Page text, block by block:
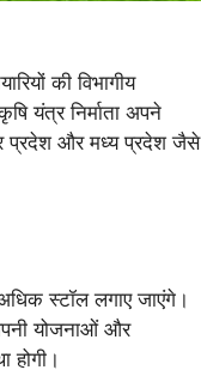
की विभागीय
यंत्र निर्माता अपने
प्रदेश और मध्य प्रदेश जैसे
स्टॉल लगाए जाएंगे।
योजनाओं और
होगी।